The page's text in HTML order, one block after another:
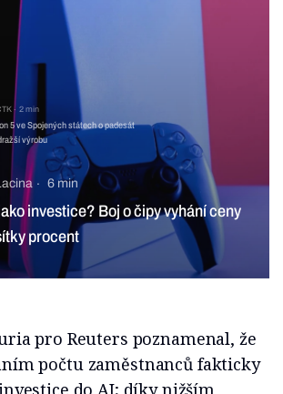
2 min
5 ve Spojených státech o padesát
výrobu
6 min
investice? Boj o čipy vyhání ceny
procent
pro Reuters poznamenal, že
počtu zaměstnanců fakticky
do AI; díky nižším